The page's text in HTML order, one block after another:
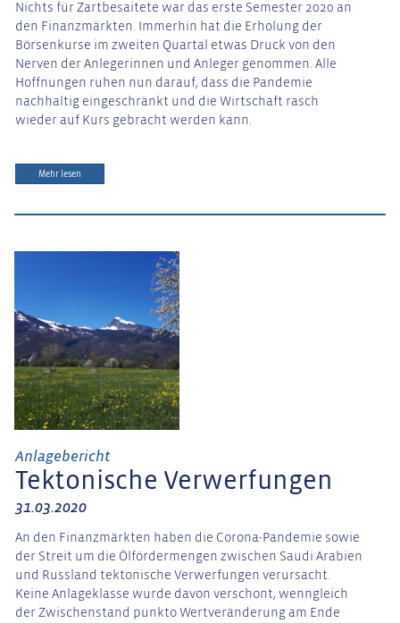
Nichts für Zartbesaitete war das erste Semester 2020 an
den Finanzmärkten. Immerhin hat die Erholung der
Börsenkurse im zweiten Quartal etwas Druck von den
Nerven der Anlegerinnen und Anleger genommen. Alle
Hoffnungen ruhen nun darauf, dass die Pandemie
nachhaltig eingeschränkt und die Wirtschaft rasch
wieder auf Kurs gebracht werden kann.
Mehr lesen
Anlagebericht
Tektonische Verwerfungen
31.03.2020
An den Finanzmärkten haben die Corona-Pandemie sowie
der Streit um die Ölfördermengen zwischen Saudi Arabien
und Russland tektonische Verwerfungen verursacht.
Keine Anlageklasse wurde davon verschont, wenngleich
der Zwischenstand punkto Wertveränderung am Ende